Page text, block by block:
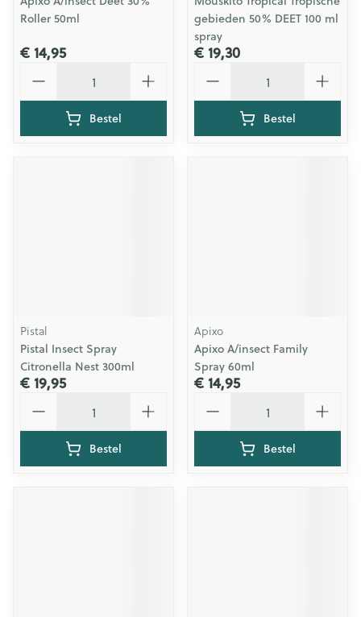
Roller 50ml
€ 14,95
Bestel
gebieden 50% DEET 100 ml
spray
€ 19,30
Bestel
Pistal
Pistal Insect Spray
Citronella Nest 300ml
€ 19,95
Bestel
Apixo
Apixo A/insect Family
Spray 60ml
€ 14,95
Bestel